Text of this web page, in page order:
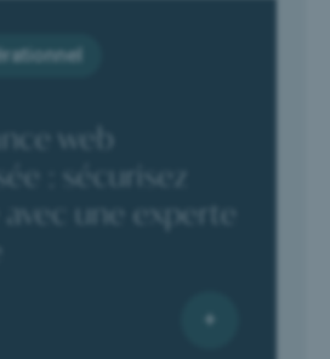
web
: sécurisez
une experte